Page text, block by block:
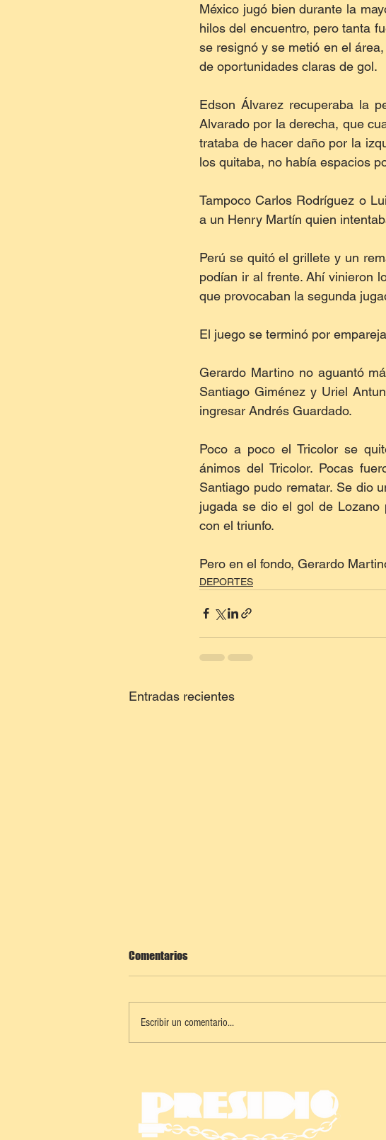
México jugó bien durante la
hilos del encuentro, pero tanta
se resignó y se metió en el
de oportunidades claras de gol.
Edson Álvarez recuperaba la
Alvarado por la derecha, que
trataba de hacer daño por la
los quitaba, no había espacios
Tampoco Carlos Rodríguez o
a un Henry Martín quien
Perú se quitó el grillete y un
podían ir al frente. Ahí vinieron
que provocaban la segunda
El juego se terminó por
Gerardo Martino no aguantó
Santiago Giménez y Uriel
ingresar Andrés Guardado.
Poco a poco el Tricolor se
ánimos del Tricolor. Pocas
Santiago pudo rematar. Se dio
jugada se dio el gol de
con el triunfo.
Pero en el fondo, Gerardo
DEPORTES
Entradas recientes
ADICCIONES
Comentarios
Escribir un comentario...